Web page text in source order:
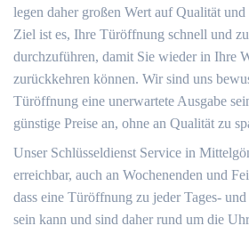
legen daher großen Wert auf Qualität
Ziel ist es, Ihre Türöffnung schnell und
durchzuführen, damit Sie wieder in Ihre
zurückkehren können. Wir sind uns
Türöffnung eine unerwartete Ausgabe
günstige Preise an, ohne an Qualität zu
Unser Schlüsseldienst Service in
erreichbar, auch an Wochenenden und
dass eine Türöffnung zu jeder Tages-
sein kann und sind daher rund um die